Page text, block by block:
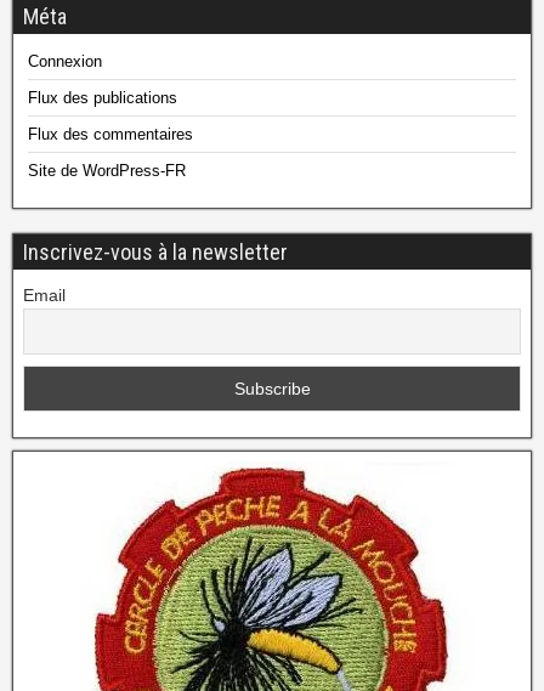
Méta
Connexion
Flux des publications
Flux des commentaires
Site de WordPress-FR
Inscrivez-vous à la newsletter
Email